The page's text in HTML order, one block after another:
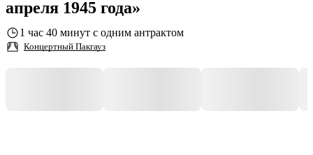
апреля 1945 года»
1 час 40 минут с одним антрактом
Концертный Пакгауз